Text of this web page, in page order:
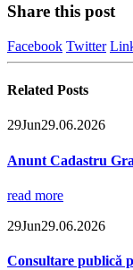
Share this post
Facebook Twitter
Related Posts
29Jun29.06.2026
Anunt Cadastru
read more
29Jun29.06.2026
Consultare publică